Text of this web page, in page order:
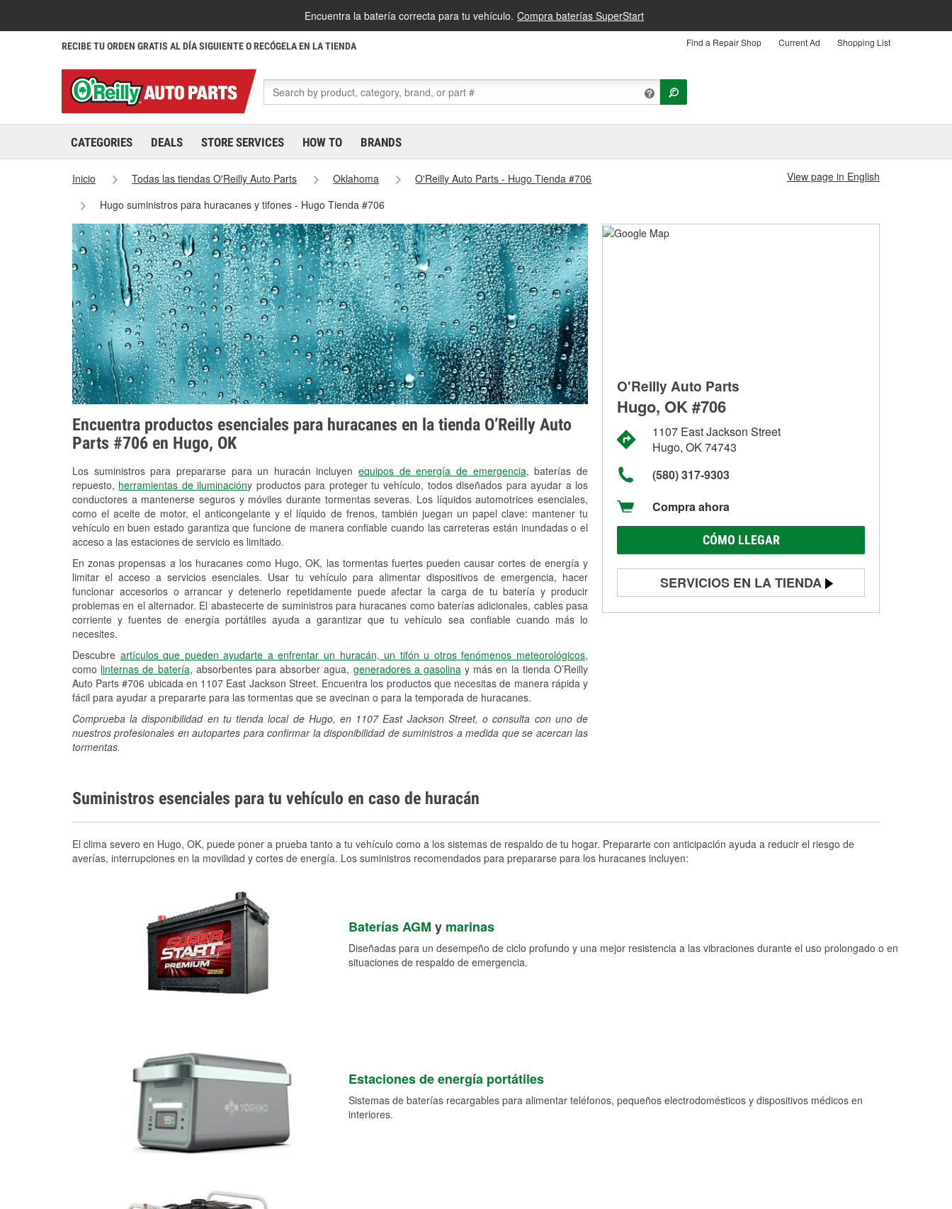
Encuentra la batería correcta para tu vehículo. Compra baterías SuperStart
RECIBE TU ORDEN GRATIS AL DÍA SIGUIENTE O RECÓGELA EN LA TIENDA Find a Repair Shop Current Ad Shopping List
CATEGORIES DEALS STORE SERVICES HOW TO BRANDS
Inicio Todas las tiendas O'Reilly Auto Parts Oklahoma
O'Reilly Auto Parts - Hugo Tienda #706
Hugo suministros para huracanes y tifones - Hugo Tienda #706
View page in English
Encuentra productos esenciales para huracanes en la tienda O’Reilly Auto
Parts #706 en Hugo, OK
Los suministros para prepararse para un huracán incluyenequipos de energía de emergencia, baterías de
repuesto, herramientas de iluminacióny productos para proteger tu vehículo, todos diseñados para ayudar a los
conductores a mantenerse seguros y móviles durante tormentas severas. Los líquidos automotrices esenciales,
como el aceite de motor, el anticongelante y el líquido de frenos, también juegan un papel clave: mantener tu
vehículo en buen estado garantiza que funcione de manera confiable cuando las carreteras están inundadas o el
acceso a las estaciones de servicio es limitado.
En zonas propensas a los huracanes como Hugo, OK, las tormentas fuertes pueden causar cortes de energía y
limitar el acceso a servicios esenciales. Usar tu vehículo para alimentar dispositivos de emergencia, hacer
funcionar accesorios o arrancar y detenerlo repetidamente puede afectar la carga de tu batería y producir
problemas en el alternador. El abastecerte de suministros para huracanes como baterías adicionales, cables pasa
corriente y fuentes de energía portátiles ayuda a garantizar que tu vehículo sea confiable cuando más lo
necesites.
Descubre artículos que pueden ayudarte a enfrentar un huracán, un tifón u otros fenómenos meteorológicos,
como linternas de batería, absorbentes para absorber agua, generadores a gasolinay más en la tienda O’Reilly
Auto Parts #706 ubicada en 1107 East Jackson Street. Encuentra los productos que necesitas de manera rápida y
fácil para ayudar a prepararte para las tormentas que se avecinan o para la temporada de huracanes.
Comprueba la disponibilidad en tu tienda local de Hugo, en 1107 East Jackson Street, o consulta con uno de
nuestros profesionales en autopartes para confirmar la disponibilidad de suministros a medida que se acercan las
tormentas.
O'Reilly Auto Parts
Hugo, OK #706
1107 East Jackson Street
Hugo, OK 74743
(580) 317-9303
Compra ahora
CÓMO LLEGAR
SERVICIOS EN LA TIENDA
Prueba de batería
Snowstorm Supplies
Suministros esenciales para tu vehículo en caso de huracán
El clima severo en Hugo, OK, puede poner a prueba tanto a tu vehículo como a los sistemas de respaldo de tu hogar. Prepararte con anticipación ayuda a reducir el riesgo de
averías, interrupciones en la movilidad y cortes de energía. Los suministros recomendados para prepararse para los huracanes incluyen:
Baterías AGM y marinas
Diseñadas para un desempeño de ciclo profundo y una mejor resistencia a las vibraciones durante el uso prolongado o en
situaciones de respaldo de emergencia.
Estaciones de energía portátiles
Sistemas de baterías recargables para alimentar teléfonos, pequeños electrodomésticos y dispositivos médicos en
interiores.